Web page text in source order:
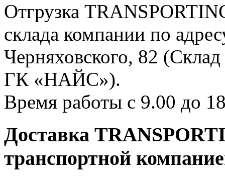
Отгрузка
склада компании по
Черняховского, 82
ГК «НАЙС»).
Время работы с 9.00 до
Доставка
транспортной